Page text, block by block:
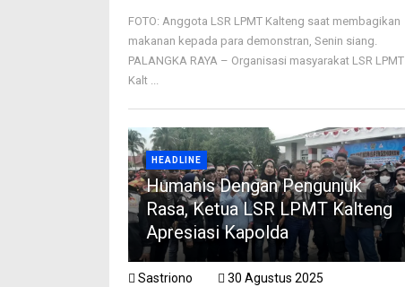
FOTO: Anggota LSR LPMT Kalteng saat membagikan
makanan kepada para demonstran, Senin siang.
PALANGKA RAYA – Organisasi masyarakat LSR LPMT
Kalt ...
HEADLINE
Humanis Dengan Pengunjuk
Rasa, Ketua LSR LPMT Kalteng
Apresiasi Kapolda
Sastriono 30 Agustus 2025